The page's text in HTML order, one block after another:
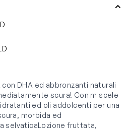
DHA ed abbronzanti naturali
scura! Con miscele
ed oli addolcenti per una
morbida ed
selvaticaLozione fruttata,